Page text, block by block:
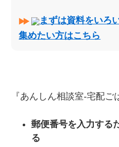
まずは資料をいろ
集めたい方はこちら
『あんしん相談室‐宅配ご
郵便番号を入力する
る